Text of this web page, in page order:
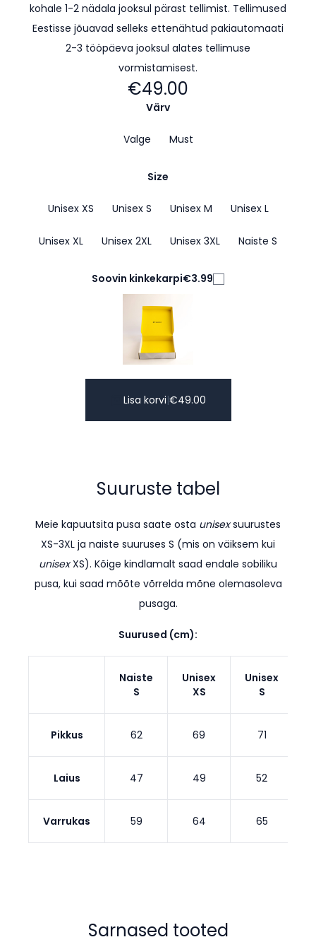
kohale 1-2 nädala jooksul pärast tellimist. Tellimused
Eestisse jõuavad selleks ettenähtud pakiautomaati
2-3 tööpäeva jooksul alates tellimuse
vormistamisest.
€49.00
Värv
Valge Must
Size
Unisex XS Unisex S Unisex M Unisex L
Unisex XL Unisex 2XL Unisex 3XL Naiste S
Soovin kinkekarpi€3.99
Lisa korvi|€49.00
Suuruste tabel
Meie kapuutsita pusa saate osta unisexsuurustes
XS-3XL ja naiste suuruses S (mis on väiksem kui
unisexXS). Kõige kindlamalt saad endale sobiliku
pusa, kui saad mõõte võrrelda mõne olemasoleva
pusaga.
Suurused (cm):
Naiste
S
Unisex
XS
Unisex
S
Pikkus 62 69 71
Laius 47 49 52
Varrukas 59 64 65
Sarnased tooted